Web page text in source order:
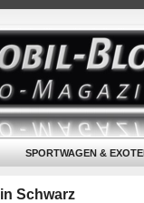
SPORTWAGEN &
Schwarz